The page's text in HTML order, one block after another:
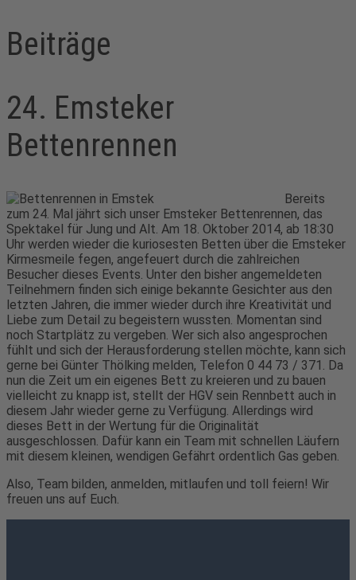
Beiträge
24. Emsteker
Bettenrennen
Bereits
zum 24. Mal jährt sich unser Emsteker Bettenrennen, das
Spektakel für Jung und Alt. Am 18. Oktober 2014, ab 18:30
Uhr werden wieder die kuriosesten Betten über die Emsteker
Kirmesmeile fegen, angefeuert durch die zahlreichen
Besucher dieses Events. Unter den bisher angemeldeten
Teilnehmern finden sich einige bekannte Gesichter aus den
letzten Jahren, die immer wieder durch ihre Kreativität und
Liebe zum Detail zu begeistern wussten. Momentan sind
noch Startplätz zu vergeben. Wer sich also angesprochen
fühlt und sich der Herausforderung stellen möchte, kann sich
gerne bei Günter Thölking melden, Telefon 0 44 73 / 371. Da
nun die Zeit um ein eigenes Bett zu kreieren und zu bauen
vielleicht zu knapp ist, stellt der HGV sein Rennbett auch in
diesem Jahr wieder gerne zu Verfügung. Allerdings wird
dieses Bett in der Wertung für die Originalität
ausgeschlossen. Dafür kann ein Team mit schnellen Läufern
mit diesem kleinen, wendigen Gefährt ordentlich Gas geben.
Also, Team bilden, anmelden, mitlaufen und toll feiern! Wir
freuen uns auf Euch.